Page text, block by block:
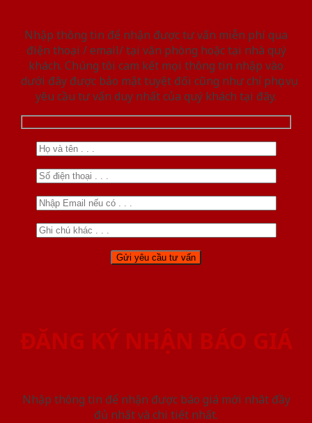
Nhập thông tin để nhận được tư vấn miễn phí qua
điện thoại / email/ tại văn phòng hoặc tại nhà quý
khách. Chúng tôi cam kết mọi thông tin nhập vào
dưới đây được bảo mật tuyệt đối cũng như chỉ phục vụ
yêu cầu tư vấn duy nhất của quý khách tại đây.
ĐĂNG KÝ NHẬN BÁO GIÁ
Nhập thông tin để nhận được báo giá mới nhât đầy
đủ nhất và chi tiết nhất.